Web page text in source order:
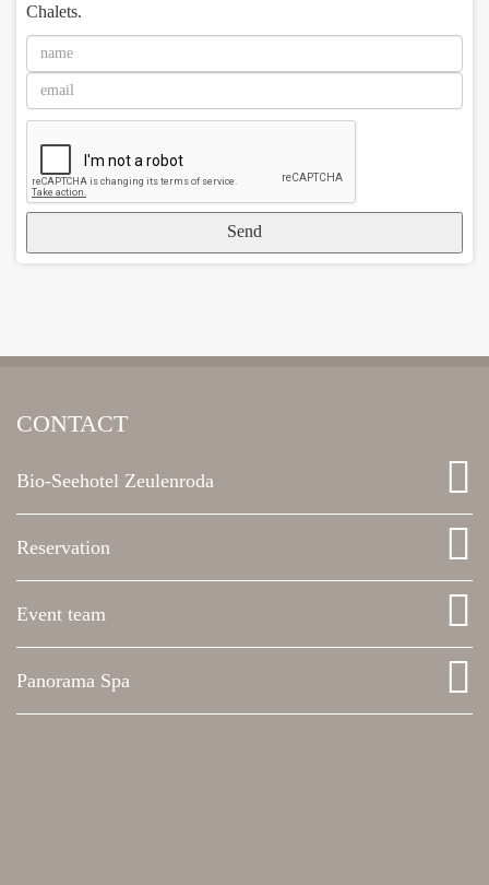
Chalets.
Send
CONTACT
Bio-Seehotel Zeulenroda
Reservation
Event team
Panorama Spa